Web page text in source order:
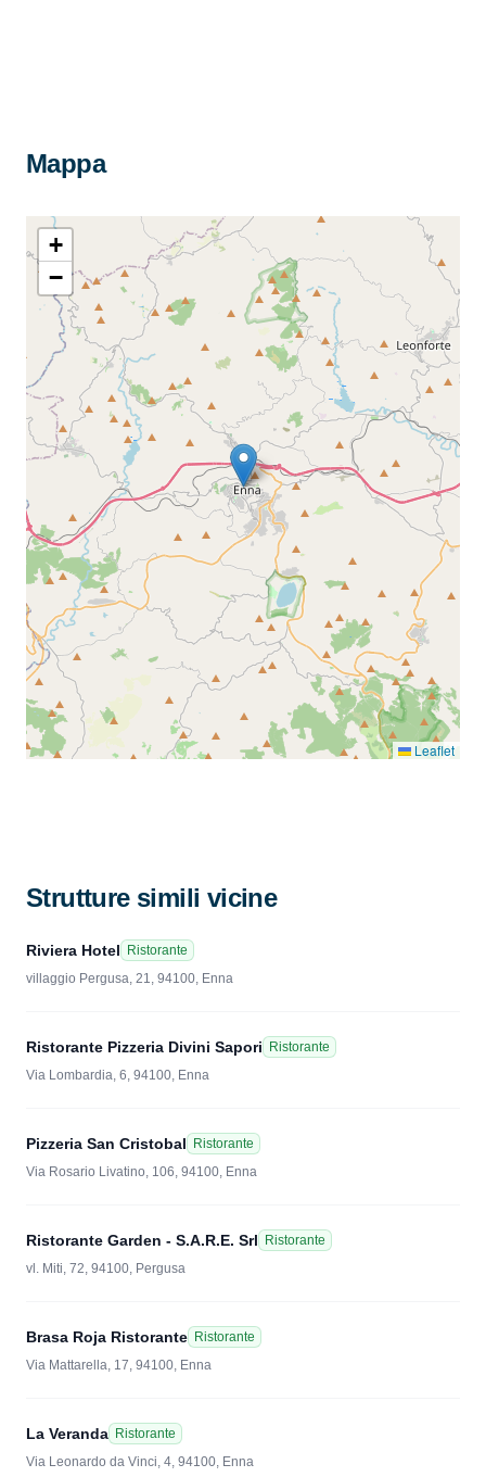
Mappa
+
−
Leaflet
Strutture simili vicine
Riviera Hotel
Ristorante
villaggio Pergusa, 21, 94100, Enna
Ristorante Pizzeria Divini Sapori
Ristorante
Via Lombardia, 6, 94100, Enna
Pizzeria San Cristobal
Ristorante
Via Rosario Livatino, 106, 94100, Enna
Ristorante Garden - S.A.R.E. Srl
Ristorante
vl. Miti, 72, 94100, Pergusa
Brasa Roja Ristorante Ristorante
Via Mattarella, 17, 94100, Enna
La Veranda Ristorante
Via Leonardo da Vinci, 4, 94100, Enna